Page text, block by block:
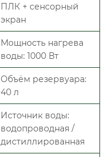
ПЛК + сенсорный
экран
Мощность нагрева
воды: 1000 Вт
Объём резервуара:
40 л
Источник воды:
водопроводная /
дистиллированная